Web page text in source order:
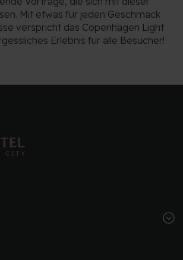
Mit etwas für jeden Geschmack
verspricht das Copenhagen Light
Erlebnis für alle Besucher!